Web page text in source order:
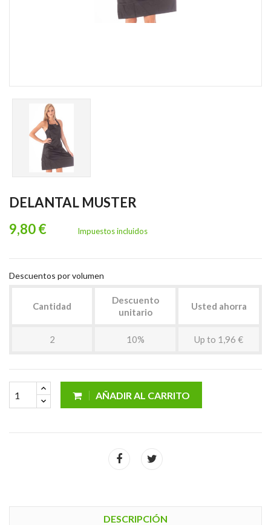
DELANTAL MUSTER
9,80 €
Impuestos incluidos
Descuentos por volumen
Cantidad
Descuento
unitario
Usted ahorra
2 10% Up to 1,96 €
AÑADIR AL CARRITO
DESCRIPCIÓN